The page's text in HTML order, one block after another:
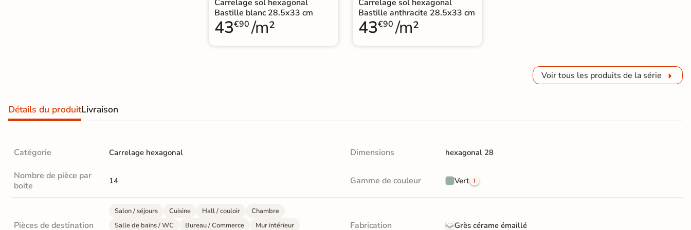
semi-poli
Échantillons gratuits
PAIEMENT SÉCURISÉ
Payez comme
il vous plaira
Carrelage sol hexagonal
Bastille blanc 28.5x33 cm
43€90 /m²
Carrelage sol hexagonal
Bastille anthracite 28.5x33 cm
43€90 /m²
Voir tous les produits de la série
Détails du produitLivraison
Catégorie Carrelage hexagonal Dimensions hexagonal 28
Nombre de pièce par
boite
14 Gamme de couleur Vert
Pièces de destination
Salon / séjours Cuisine Hall / couloir
Chambre
Salle de bains / WC
Bureau / Commerce
Mur intérieur
Fabrication Grès cérame émaillé